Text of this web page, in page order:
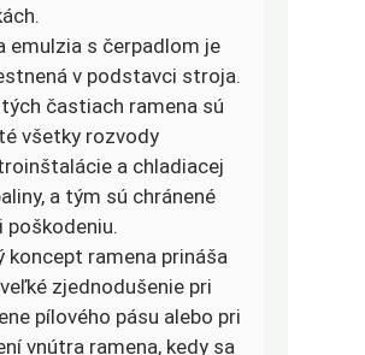
emulzia s čerpadlom je
v podstavci stroja.
častiach ramena sú
všetky rozvody
a chladiacej
a tým sú chránené
poškodeniu.
koncept ramena prináša
zjednodušenie pri
pílového pásu alebo pri
vnútra ramena, kedy sa